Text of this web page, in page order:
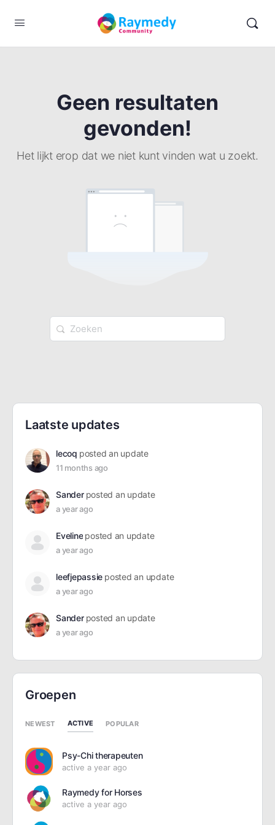
Geen resultaten
gevonden!
Het lijkt erop dat we niet kunt vinden wat u zoekt.
Zoek
naar:
Laatste updates
lecoq posted an update
11 months ago
Sander posted an update
a year ago
Eveline posted an update
a year ago
leefjepassie posted an update
a year ago
Sander posted an update
a year ago
Groepen
NEWEST ACTIVE POPULAR
Psy-Chi therapeuten
active a year ago
Raymedy for Horses
active a year ago